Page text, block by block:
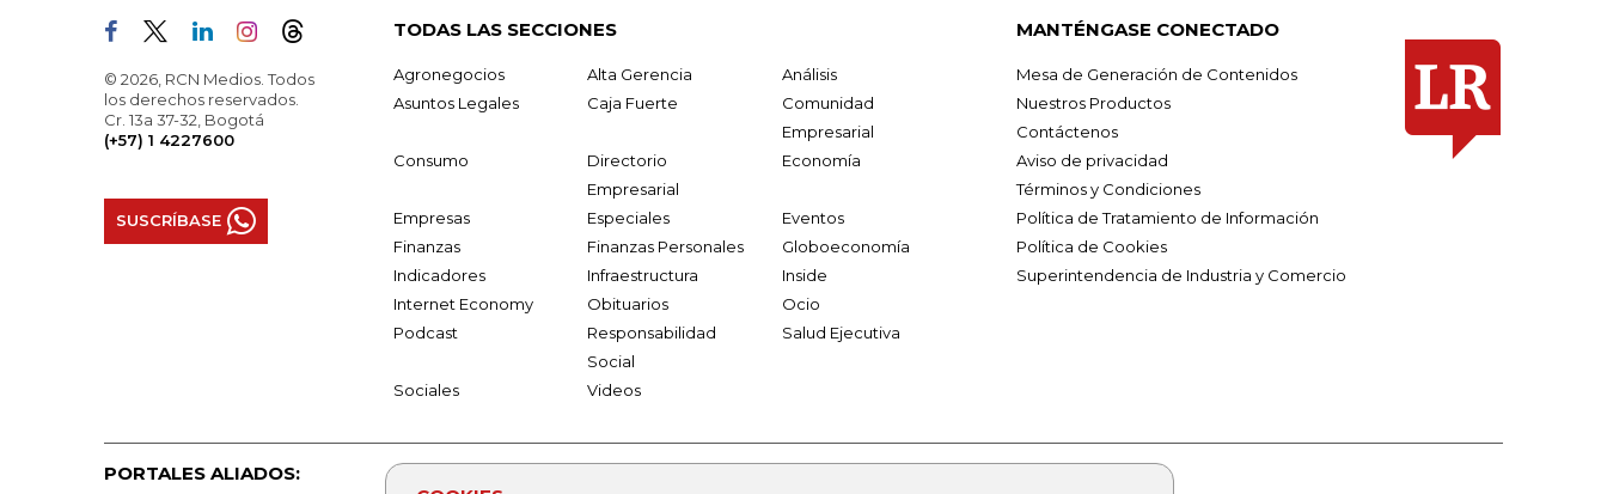
© 2026, RCN Medios. Todos
los derechos reservados.
Cr. 13a 37-32, Bogotá
(+57) 1 4227600
SUSCRÍBASE
TODAS LAS SECCIONES
Agronegocios Alta Gerencia
Análisis
Asuntos Legales
Caja Fuerte
Comunidad
Empresarial
Consumo
Directorio
Empresarial
Economía
Empresas Especiales
Eventos
Finanzas
Finanzas Personales
Globoeconomía
Indicadores
Infraestructura
Inside
Internet Economy
Obituarios
Ocio
Podcast
Responsabilidad
Social
Salud Ejecutiva
Sociales Videos
MANTÉNGASE CONECTADO
Mesa de Generación de Contenidos
Nuestros Productos
Contáctenos
Aviso de privacidad
Términos y Condiciones
Política de Tratamiento de Información
Política de Cookies
Superintendencia de Industria y Comercio
PORTALES ALIADOS: